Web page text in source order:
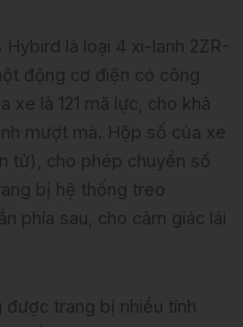
là loại 4 xi-lanh 2ZR-
động cơ điện có công
xe là 121 mã lực, cho khả
mượt mà. Hộp số của xe
tử), cho phép chuyển số
bị hệ thống treo
phía sau, cho cảm giác lái
trang bị nhiều tính